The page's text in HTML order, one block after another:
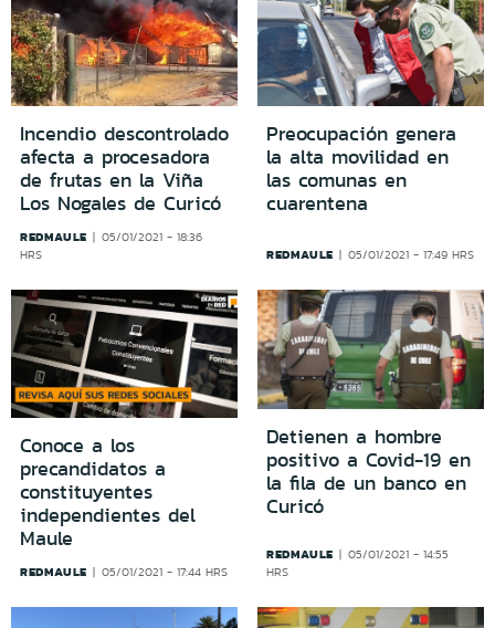
Incendio descontrolado
afecta a procesadora
de frutas en la Viña
Los Nogales de Curicó
REDMAULE
05/01/2021 - 18:36
HRS
Preocupación genera
la alta movilidad en
las comunas en
cuarentena
REDMAULE 05/01/2021 - 17:49 HRS
Conoce a los
precandidatos a
constituyentes
independientes del
Maule
REDMAULE 05/01/2021 - 17:44 HRS
Detienen a hombre
positivo a Covid-19 en
la fila de un banco en
Curicó
REDMAULE
05/01/2021 - 14:55
HRS